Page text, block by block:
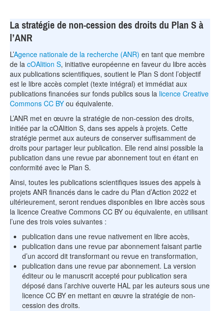
La stratégie de non-cession des droits du Plan S à
l’ANR
L’Agence nationale de la recherche (ANR) en tant que membre
de la cOAlition S, initiative européenne en faveur du libre accès
aux publications scientifiques, soutient le Plan S dont l’objectif
est le libre accès complet (texte intégral) et immédiat aux
publications financées sur fonds publics sous la licence Creative
Commons CC BY ou équivalente.
L’ANR met en œuvre la stratégie de non-cession des droits,
initiée par la cOAlition S, dans ses appels à projets. Cette
stratégie permet aux auteurs de conserver suffisamment de
droits pour partager leur publication. Elle rend ainsi possible la
publication dans une revue par abonnement tout en étant en
conformité avec le Plan S.
Ainsi, toutes les publications scientifiques issues des appels à
projets ANR financés dans le cadre du Plan d’Action 2022 et
ultérieurement, seront rendues disponibles en libre accès sous
la licence Creative Commons CC BY ou équivalente, en utilisant
l’une des trois voies suivantes :
publication dans une revue nativement en libre accès,
publication dans une revue par abonnement faisant partie
d’un accord dit transformant ou revue en transformation,
publication dans une revue par abonnement. La version
éditeur ou le manuscrit accepté pour publication sera
déposé dans l’archive ouverte HAL par les auteurs sous une
licence CC BY en mettant en œuvre la stratégie de non-
cession des droits.